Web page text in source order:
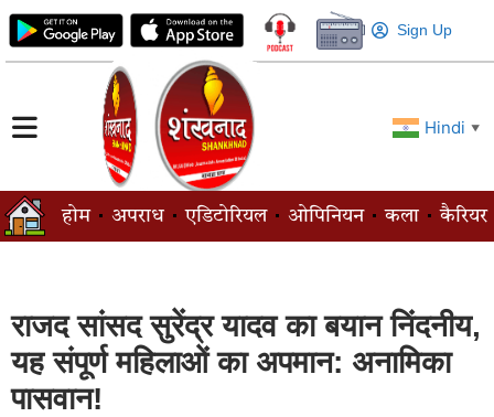
Sign Up
Hindi ▼
होम अपराध एडिटोरियल ओपिनियन कला कैरियर
राजद सांसद सुरेंद्र यादव का बयान निंदनीय,
यह संपूर्ण महिलाओं का अपमान: अनामिका
पासवान!